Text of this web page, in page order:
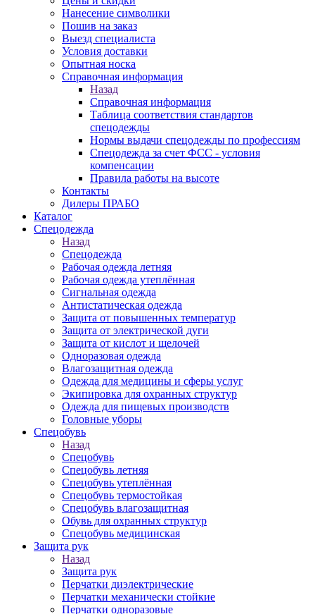
Нанесение символики
Пошив на заказ
Выезд специалиста
Условия доставки
Опытная носка
Справочная информация
Назад
Справочная информация
Таблица соответствия стандартов
спецодежды
Нормы выдачи спецодежды по профессиям
Спецодежда за счет ФСС - условия
компенсации
Правила работы на высоте
Контакты
Дилеры ПРАБО
Каталог
Спецодежда
Назад
Спецодежда
Рабочая одежда летняя
Рабочая одежда утеплённая
Сигнальная одежда
Антистатическая одежда
Защита от повышенных температур
Защита от электрической дуги
Защита от кислот и щелочей
Одноразовая одежда
Влагозащитная одежда
Одежда для медицины и сферы услуг
Экипировка для охранных структур
Одежда для пищевых производств
Головные уборы
Спецобувь
Назад
Спецобувь
Спецобувь летняя
Спецобувь утеплённая
Спецобувь термостойкая
Спецобувь влагозащитная
Обувь для охранных структур
Спецобувь медицинская
Защита рук
Назад
Защита рук
Перчатки диэлектрические
Перчатки механически стойкие
Перчатки одноразовые